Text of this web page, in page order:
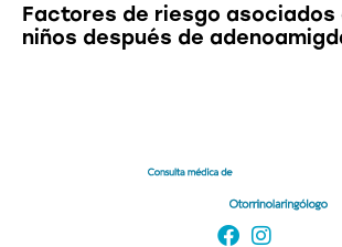
Factores de riesgo asociados
niños después de